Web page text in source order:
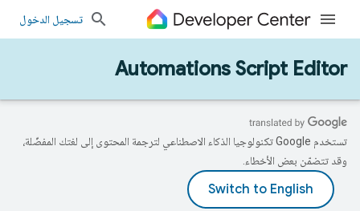
تسجيل الدخول
Automations Script Editor
تستخدم Google تكنولوجيا الذكاء الاصطناعي لترجمة المحتوى إلى لغتك المفضّلة،
وقد تتضمّن بعض الأخطاء.